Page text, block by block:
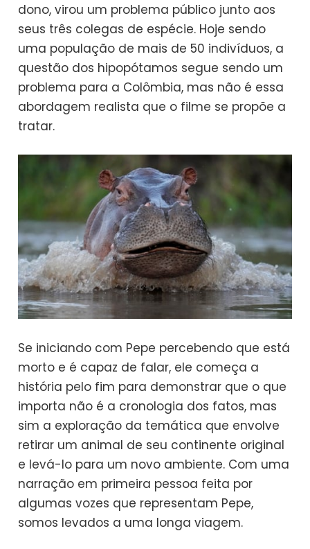
dono, virou um problema público junto aos
seus três colegas de espécie. Hoje sendo
uma população de mais de 50 indivíduos, a
questão dos hipopótamos segue sendo um
problema para a Colômbia, mas não é essa
abordagem realista que o filme se propõe a
tratar.
Se iniciando com Pepe percebendo que está
morto e é capaz de falar, ele começa a
história pelo fim para demonstrar que o que
importa não é a cronologia dos fatos, mas
sim a exploração da temática que envolve
retirar um animal de seu continente original
e levá-lo para um novo ambiente. Com uma
narração em primeira pessoa feita por
algumas vozes que representam Pepe,
somos levados a uma longa viagem.